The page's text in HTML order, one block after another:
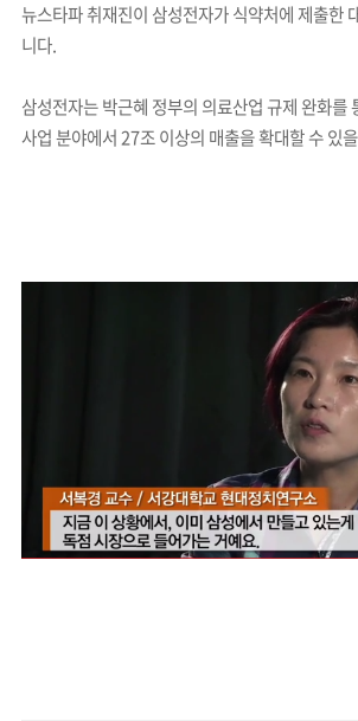
뉴스타파 취재진이 삼성전자가 식약처에 제출한
니다.
삼성전자는 박근혜 정부의 의료산업 규제 완화를
사업 분야에서 27조 이상의 매출을 확대할 수 있